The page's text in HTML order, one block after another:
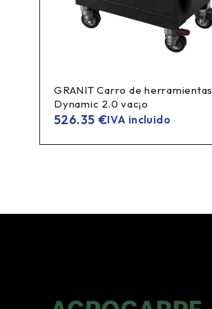
GRANIT Carro de herramientas
Dynamic 2.0 vac¡o
526.35 €IVA incluido